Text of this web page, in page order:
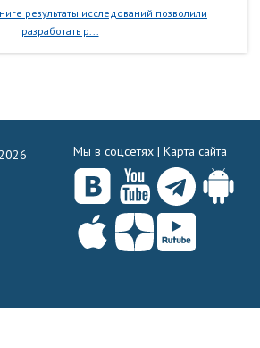
результаты исследований позволили
разработать р...
Мы в соцсетях | Карта сайта